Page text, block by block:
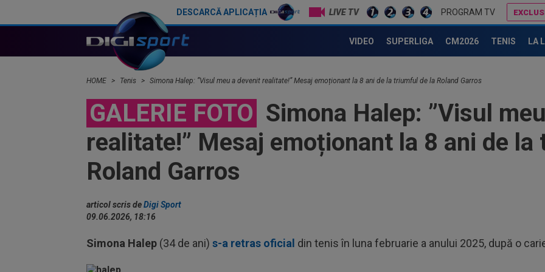
DESCARCĂ APLICAȚIA LIVE TV PROGRAM TV
VIDEO SUPERLIGA CM2026 TENIS LA
HOME Tenis Simona Halep: ”Visul meu a devenit realitate!” Mesaj emoționant la 8 ani de la triumful de la Roland Garros
GALERIE FOTO Simona Halep: ”Visul
realitate!” Mesaj emoționant la 8 ani de
Roland Garros
articol scris deDigi Sport
09.06.2026, 18:16
Simona Halep (34 de ani) s-a retras oficial din tenis în luna februarie a anului 2025, după o
al
de